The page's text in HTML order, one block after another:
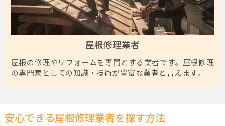
屋根修理業者
屋根の修理やリフォームを専門とする業者です。屋根修理
の専門家としての知識・技術が豊富な業者と言えます。
安心できる屋根修理業者を探す方法